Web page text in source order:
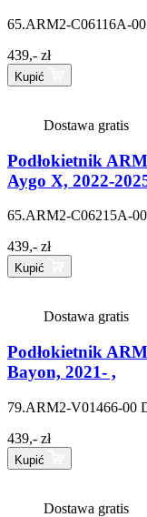
65.ARM2-C06116A-00
439,- zł
Kupić
Dostawa gratis
Podłokietnik
Aygo X, 2022-
65.ARM2-C06215A-00
439,- zł
Kupić
Dostawa gratis
Podłokietnik
Bayon, 2021- ,
79.ARM2-V01466-00
439,- zł
Kupić
Dostawa gratis